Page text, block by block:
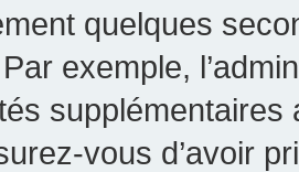
quelques
exemple,
vous d’avoir